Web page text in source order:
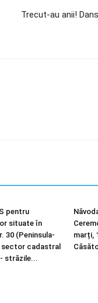
Trecut-au anii!
pentru
situate în
30 (Peninsula-
sector cadastral
străzile...
marți,